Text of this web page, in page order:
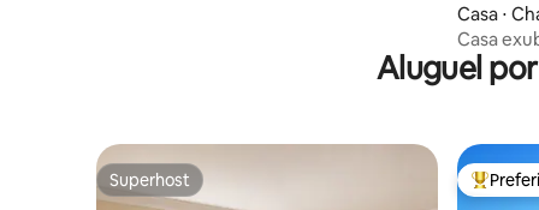
Casa ⋅
Casa
Aluguel
Superhost
Superhost Entre